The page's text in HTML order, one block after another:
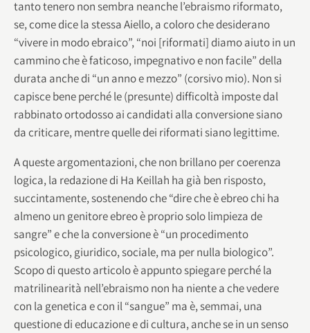
tanto tenero non sembra neanche l’ebraismo riformato,
se, come dice la stessa Aiello, a coloro che desiderano
“vivere in modo ebraico”, “noi [riformati] diamo aiuto in un
cammino che è faticoso, impegnativo e non facile” della
durata anche di “un anno e mezzo” (corsivo mio). Non si
capisce bene perché le (presunte) difficoltà imposte dal
rabbinato ortodosso ai candidati alla conversione siano
da criticare, mentre quelle dei riformati siano legittime.
A queste argomentazioni, che non brillano per coerenza
logica, la redazione di Ha Keillah ha già ben risposto,
succintamente, sostenendo che “dire che è ebreo chi ha
almeno un genitore ebreo è proprio solo limpieza de
sangre” e che la conversione è “un procedimento
psicologico, giuridico, sociale, ma per nulla biologico”.
Scopo di questo articolo è appunto spiegare perché la
matrilinearità nell’ebraismo non ha niente a che vedere
con la genetica e con il “sangue” ma è, semmai, una
questione di educazione e di cultura, anche se in un senso